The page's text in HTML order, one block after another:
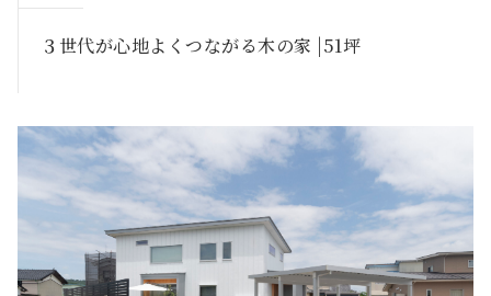
３世代が心地よくつながる木の家 |51坪